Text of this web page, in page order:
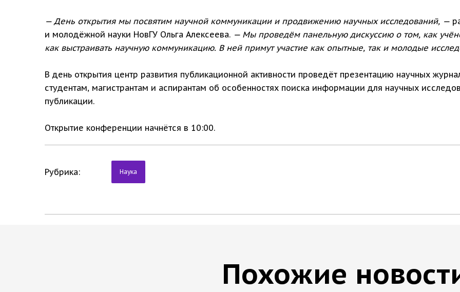
— День открытия мы посвятим научной коммуникации и продвижению научных исследований, —
и молодёжной науки НовГУ Ольга Алексеева. — Мы проведём панельную дискуссию о том, как
как выстраивать научную коммуникацию. В ней примут участие как опытные, так и молодые
В день открытия центр развития публикационной активности проведёт презентацию научных
студентам, магистрантам и аспирантам об особенностях поиска информации для научных
публикации.
Открытие конференции начнётся в 10:00.
Рубрика: Наука
Похожие